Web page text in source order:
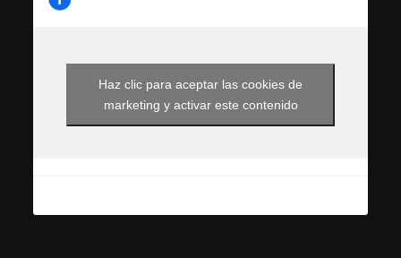
Haz clic para aceptar las cookies de
marketing y activar este contenido